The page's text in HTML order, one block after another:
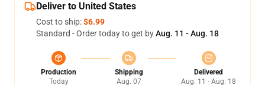
Deliver to United States
Cost to ship:$6.99
Standard - Order today to get byAug. 11 - Aug. 18
Production
Today
Shipping
Aug. 07
Delivered
Aug. 11 - Aug. 18